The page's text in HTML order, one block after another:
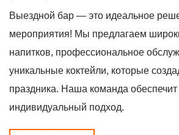
Выездной бар — это идеальное
мероприятия! Мы предлагаем
напитков, профессиональное
уникальные коктейли, которые
праздника. Наша команда обеспечит
индивидуальный подход.